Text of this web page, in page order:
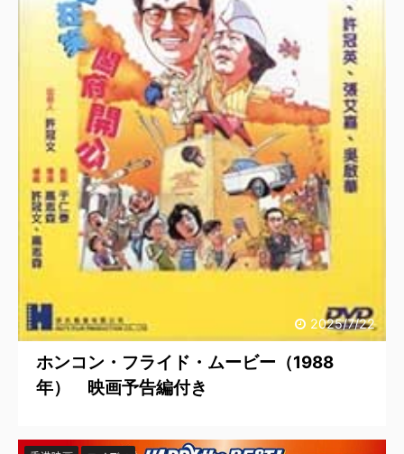
2025/7/22
ホンコン・フライド・ムービー（1988
年） 映画予告編付き